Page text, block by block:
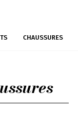
CHAUSSURES